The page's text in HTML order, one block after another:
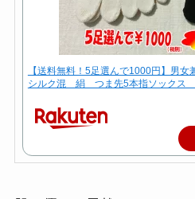
【送料無料！5足選んで1000円】男
シルク混 絹 つま先5本指ソックス